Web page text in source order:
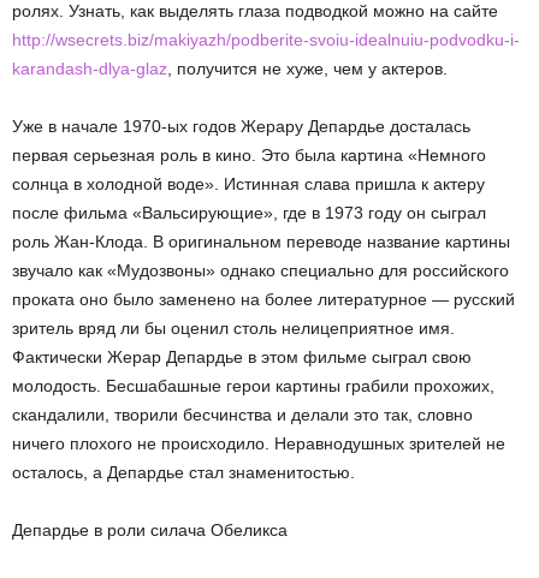
ролях. Узнать, как выделять глаза подводкой можно на сайте
http://wsecrets.biz/makiyazh/podberite-svoiu-idealnuiu-podvodku-i-
karandash-dlya-glaz , получится не хуже, чем у актеров.
Уже в начале 1970-ых годов Жерару Депардье досталась
первая серьезная роль в кино. Это была картина «Немного
солнца в холодной воде». Истинная слава пришла к актеру
после фильма «Вальсирующие», где в 1973 году он сыграл
роль Жан-Клода. В оригинальном переводе название картины
звучало как «Мудозвоны» однако специально для российского
проката оно было заменено на более литературное — русский
зритель вряд ли бы оценил столь нелицеприятное имя.
Фактически Жерар Депардье в этом фильме сыграл свою
молодость. Бесшабашные герои картины грабили прохожих,
скандалили, творили бесчинства и делали это так, словно
ничего плохого не происходило. Неравнодушных зрителей не
осталось, а Депардье стал знаменитостью.
Депардье в роли силача Обеликса